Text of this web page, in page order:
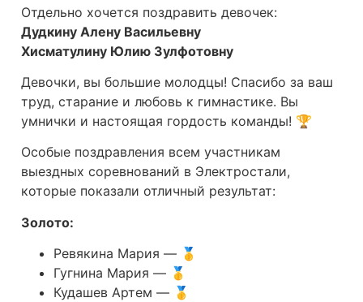
Отдельно хочется поздравить девочек:
Дудкину Алену Васильевну
Хисматулину Юлию Зулфотовну
Девочки, вы большие молодцы! Спасибо за ваш
труд, старание и любовь к гимнастике. Вы
умнички и настоящая гордость команды! 🏆
Особые поздравления всем участникам
выездных соревнований в Электростали,
которые показали отличный результат:
Золото:
Ревякина Мария — 🥇
Гугнина Мария — 🥇
Кудашев Артем — 🥇